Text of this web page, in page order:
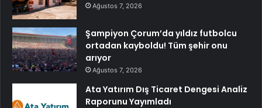
Ağustos 7, 2026
Şampiyon Çorum’da yıldız futbolcu
ortadan kayboldu! Tüm şehir onu
arıyor
Ağustos 7, 2026
Ata Yatırım Dış Ticaret Dengesi Analiz
Raporunu Yayımladı